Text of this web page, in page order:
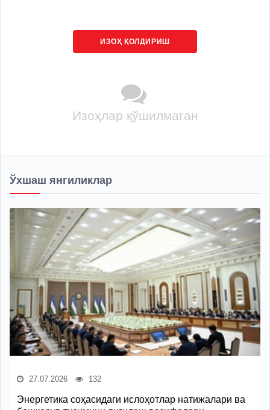
ИЗОҲ ҚОЛДИРИШ
Изоҳлар қўшилмаган
Ўхшаш янгиликлар
27.07.2026 132
Энергетика соҳасидаги ислоҳотлар натижалари ва